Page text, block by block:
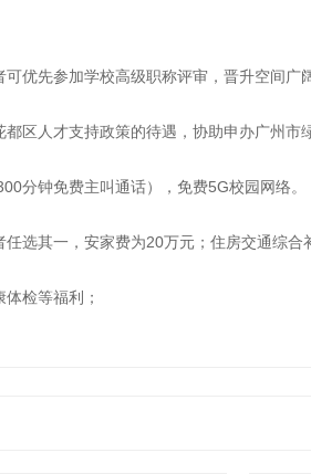
优先参加学校高级职称评审，晋升空间广
区人才支持政策的待遇，协助申办广州市
分钟免费主叫通话），免费5G校园网络。
选其一，安家费为20万元；住房交通综合
检等福利；